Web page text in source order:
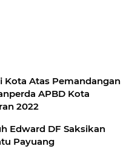
Kota Atas Pemandangan
APBD Kota
2022
Edward DF Saksikan
Payuang